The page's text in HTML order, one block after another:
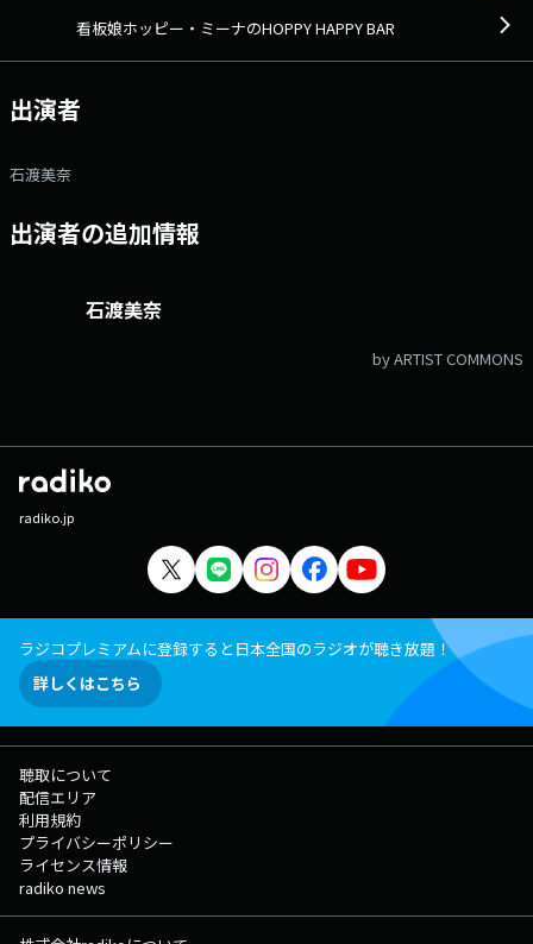
看板娘ホッピー・ミーナのHOPPY HAPPY BAR
出演者
石渡美奈
出演者の追加情報
石渡美奈
by ARTIST COMMONS
radiko.jp
ラジコプレミアムに登録すると日本全国のラジオが聴き放題！
詳しくはこちら
聴取について
配信エリア
利用規約
プライバシーポリシー
ライセンス情報
radiko news